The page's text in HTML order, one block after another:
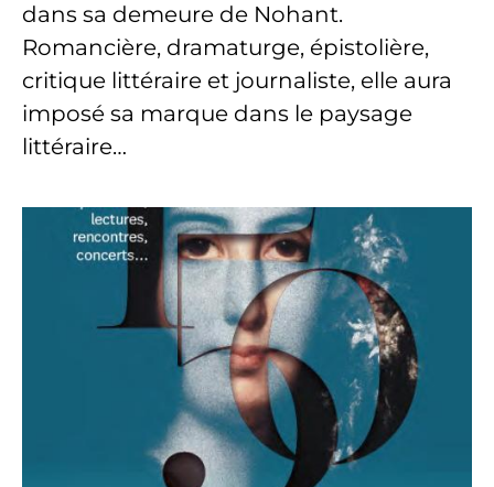
dans sa demeure de Nohant.
Romancière, dramaturge, épistolière,
critique littéraire et journaliste, elle aura
imposé sa marque dans le paysage
littéraire…